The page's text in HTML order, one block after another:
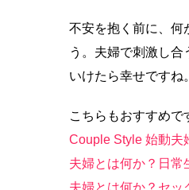
不安を抱く前に、何
う。夫婦で刺激し
いけたら幸せですね。
こちらもおすすめで
Couple Style 始動夫
夫婦とは何か？日常
夫婦とは何か？セッ